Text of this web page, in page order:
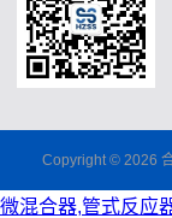
Copyright © 2026
微混合器,管式反应